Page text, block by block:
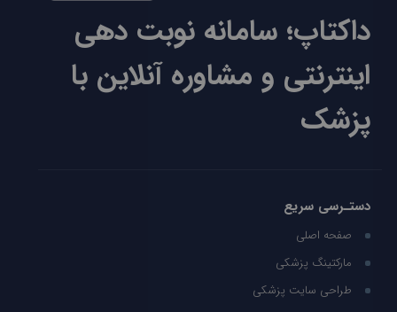
داکتاپ؛ سامانه نوبت دهی
اینترنتی و مشاوره آنلاین با
پزشک
دستـرسی سریع
صفحه اصلی
مارکتینگ پزشکی
طراحی سایت پزشکی